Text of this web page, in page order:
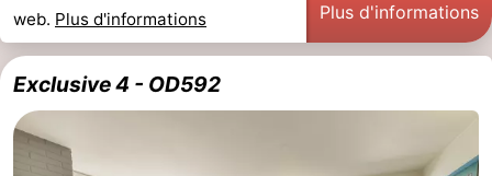
web. Plus d'informations Plus d'informations
Exclusive 4 - OD592